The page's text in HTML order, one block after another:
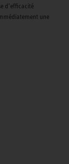
d’efficacité
une